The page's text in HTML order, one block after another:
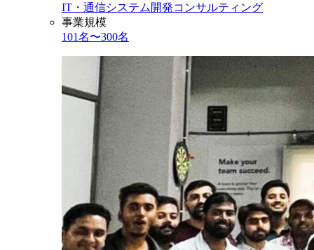
IT・通信システム開発コンサルティング
事業規模
101名〜300名